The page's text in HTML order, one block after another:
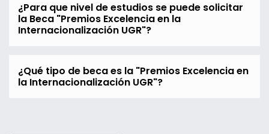
¿Para que nivel de estudios se puede solicitar
la Beca "Premios Excelencia en la
Internacionalización UGR"?
¿Qué tipo de beca es la "Premios Excelencia en
la Internacionalización UGR"?